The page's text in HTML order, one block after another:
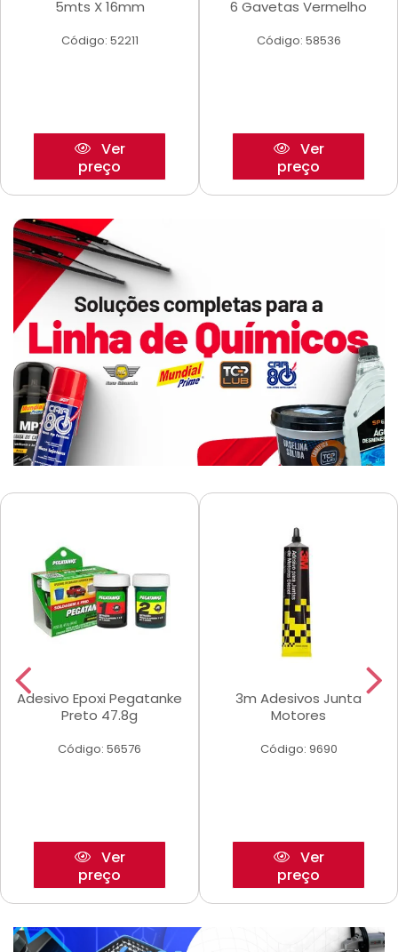
5mts X 16mm
Código: 52211
Ver
preço
6 Gavetas Vermelho
Código: 58536
Ver
preço
Adesivo Epoxi Pegatanke
Preto 47.8g
Código: 56576
Ver
preço
3m Adesivos Junta
Motores
Código: 9690
Ver
preço